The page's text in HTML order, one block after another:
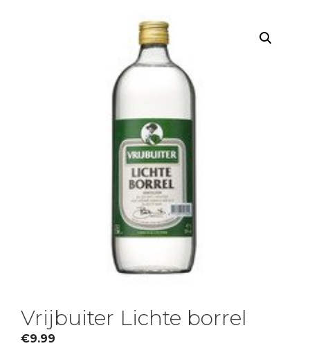
Vrijbuiter Lichte borrel
€9.99